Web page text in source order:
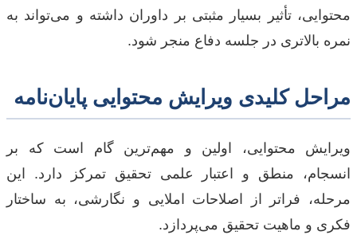
محتوایی، تأثیر بسیار مثبتی بر داوران داشته و می‌تواند به
نمره بالاتری در جلسه دفاع منجر شود.
مراحل کلیدی ویرایش محتوایی پایان‌نامه
ویرایش محتوایی، اولین و مهم‌ترین گام است که بر
انسجام، منطق و اعتبار علمی تحقیق تمرکز دارد. این
مرحله، فراتر از اصلاحات املایی و نگارشی، به ساختار
فکری و ماهیت تحقیق می‌پردازد.